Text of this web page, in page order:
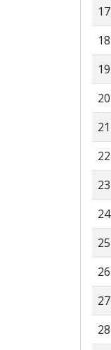
17
18
19
20
21
22
23
24
25
26
27
28